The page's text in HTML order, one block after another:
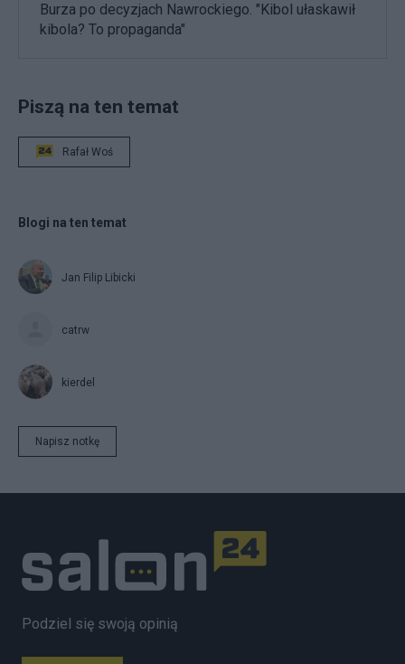
Burza po decyzjach Nawrockiego. "Kibol ułaskawił
kibola? To propaganda"
Piszą na ten temat
Rafał Woś
Blogi na ten temat
Jan Filip Libicki
catrw
kierdel
Napisz notkę
Podziel się swoją opinią